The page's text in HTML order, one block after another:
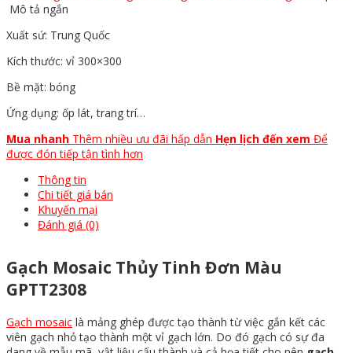
Mô tả ngắn
Xuất sứ: Trung Quốc
Kích thước: vỉ 300×300
Bề mặt: bóng
Ứng dụng: ốp lát, trang trí…
Mua nhanh Thêm nhiều ưu đãi hấp dẫn Hẹn lịch đến xem Để
được đón tiếp tận tình hơn
Thông tin
Chi tiết giá bán
Khuyến mại
Đánh giá (0)
Gạch Mosaic Thủy Tinh Đơn Màu
GPTT2308
Gạch mosaic là mảng ghép được tạo thành từ việc gắn kết các
viên gạch nhỏ tạo thành một vỉ gạch lớn. Do đó gạch có sự đa